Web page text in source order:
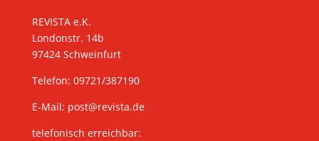
REVISTA e.K.
Londonstr. 14b
97424 Schweinfurt
Telefon: 09721/387190
E-Mail: post@revista.de
telefonisch erreichbar: